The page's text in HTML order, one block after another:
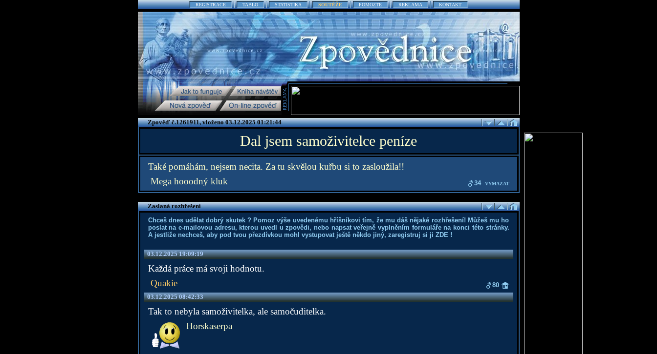
REGISTRACE TABLO STATISTIKA SOUTĚŽE POMOZTE REKLAMA KONTAKT
Zpověď č.1261911, vloženo 03.12.2025 01:21:44
Dal jsem samoživitelce peníze
Také pomáhám, nejsem necita. Za tu skvělou kuřbu si to zasloužila!!
Mega hooodný kluk
34 VYMAZAT
Zaslaná rozhřešení
Chceš dnes udělat dobrý skutek ? Pomoz výše uvedenému hříšníkovi tím, že mu dáš nějaké rozhřešení! Můžeš mu ho
poslat na e-mailovou adresu, kterou uvedl u zpovědi, nebo napsat veřejně vyplněním formuláře na konci této stránky.
A jestliže nechceš, aby pod tvou přezdívkou mohl vystupovat ještě někdo jiný, zaregistruj si ji ZDE!
03.12.2025 19:09:19
Každá práce má svoji hodnotu.
Quakie
80
03.12.2025 08:42:33
Tak to nebyla samoživitelka, ale samočuditelka.
Horskaserpa